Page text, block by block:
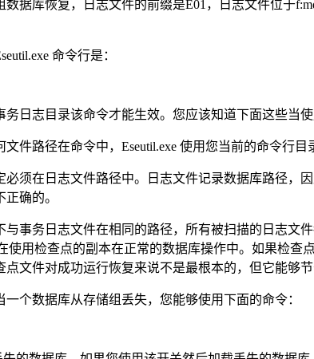
库恢复，日志文件的前缀是E01，日志文件位于
命令行是：
志目录该命令才能生效。您应该知道下面这些当使
路径在命令中，Eseutil.exe 使用您当前的命令行目
在日志文件路径中。日志文件记录数据库路径，因
确的。
务日志文件在相同的路径，所有被扫描的日志文
使用检查点的副本在正常的数据库操作中。如果检
点文件对成功运行恢复来说不是最根本的，但它能够
数据库从存储组丢失，您能够使用下面的命令：